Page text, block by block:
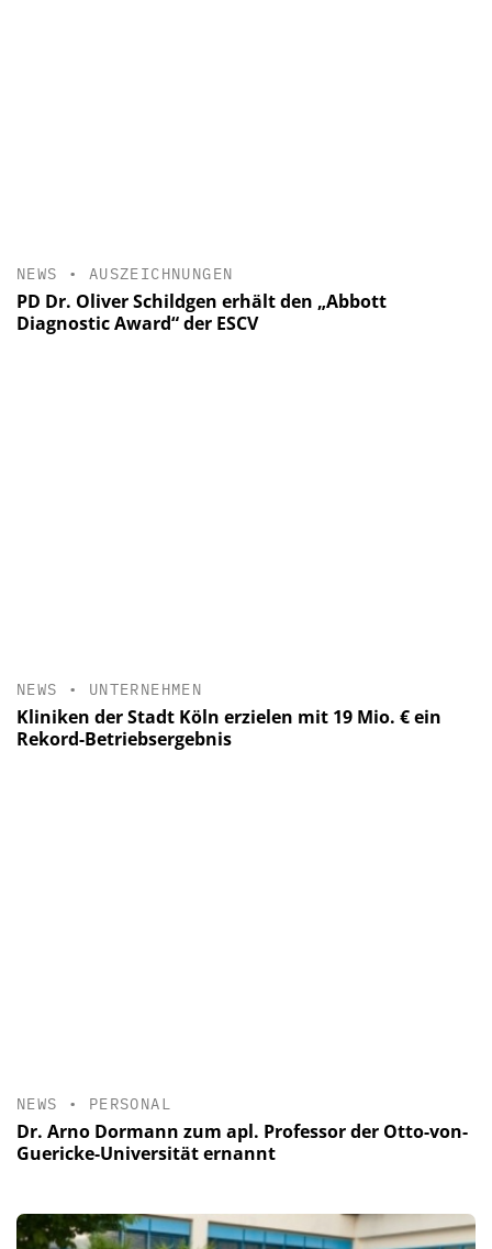
NEWS • AUSZEICHNUNGEN
PD Dr. Oliver Schildgen erhält den „Abbott
Diagnostic Award“ der ESCV
NEWS • UNTERNEHMEN
Kliniken der Stadt Köln erzielen mit 19 Mio. € ein
Rekord-Betriebsergebnis
NEWS • PERSONAL
Dr. Arno Dormann zum apl. Professor der Otto-von-
Guericke-Universität ernannt